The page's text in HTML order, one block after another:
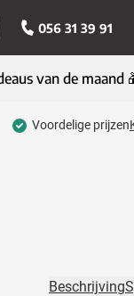
056 31 39 91
van de maand
Voordelige prijzen
Beschrijving